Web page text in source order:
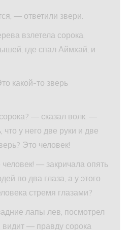
— ответили звери.
взлетела сорока,
где спал Аймхай, и
какой-то зверь
— сказал волк. —
у него две руки и две
Это человек!
— закричала опять
по два глаза, а у этого
стремя глазами?
лапы лев, посмотрел
— правду сорока